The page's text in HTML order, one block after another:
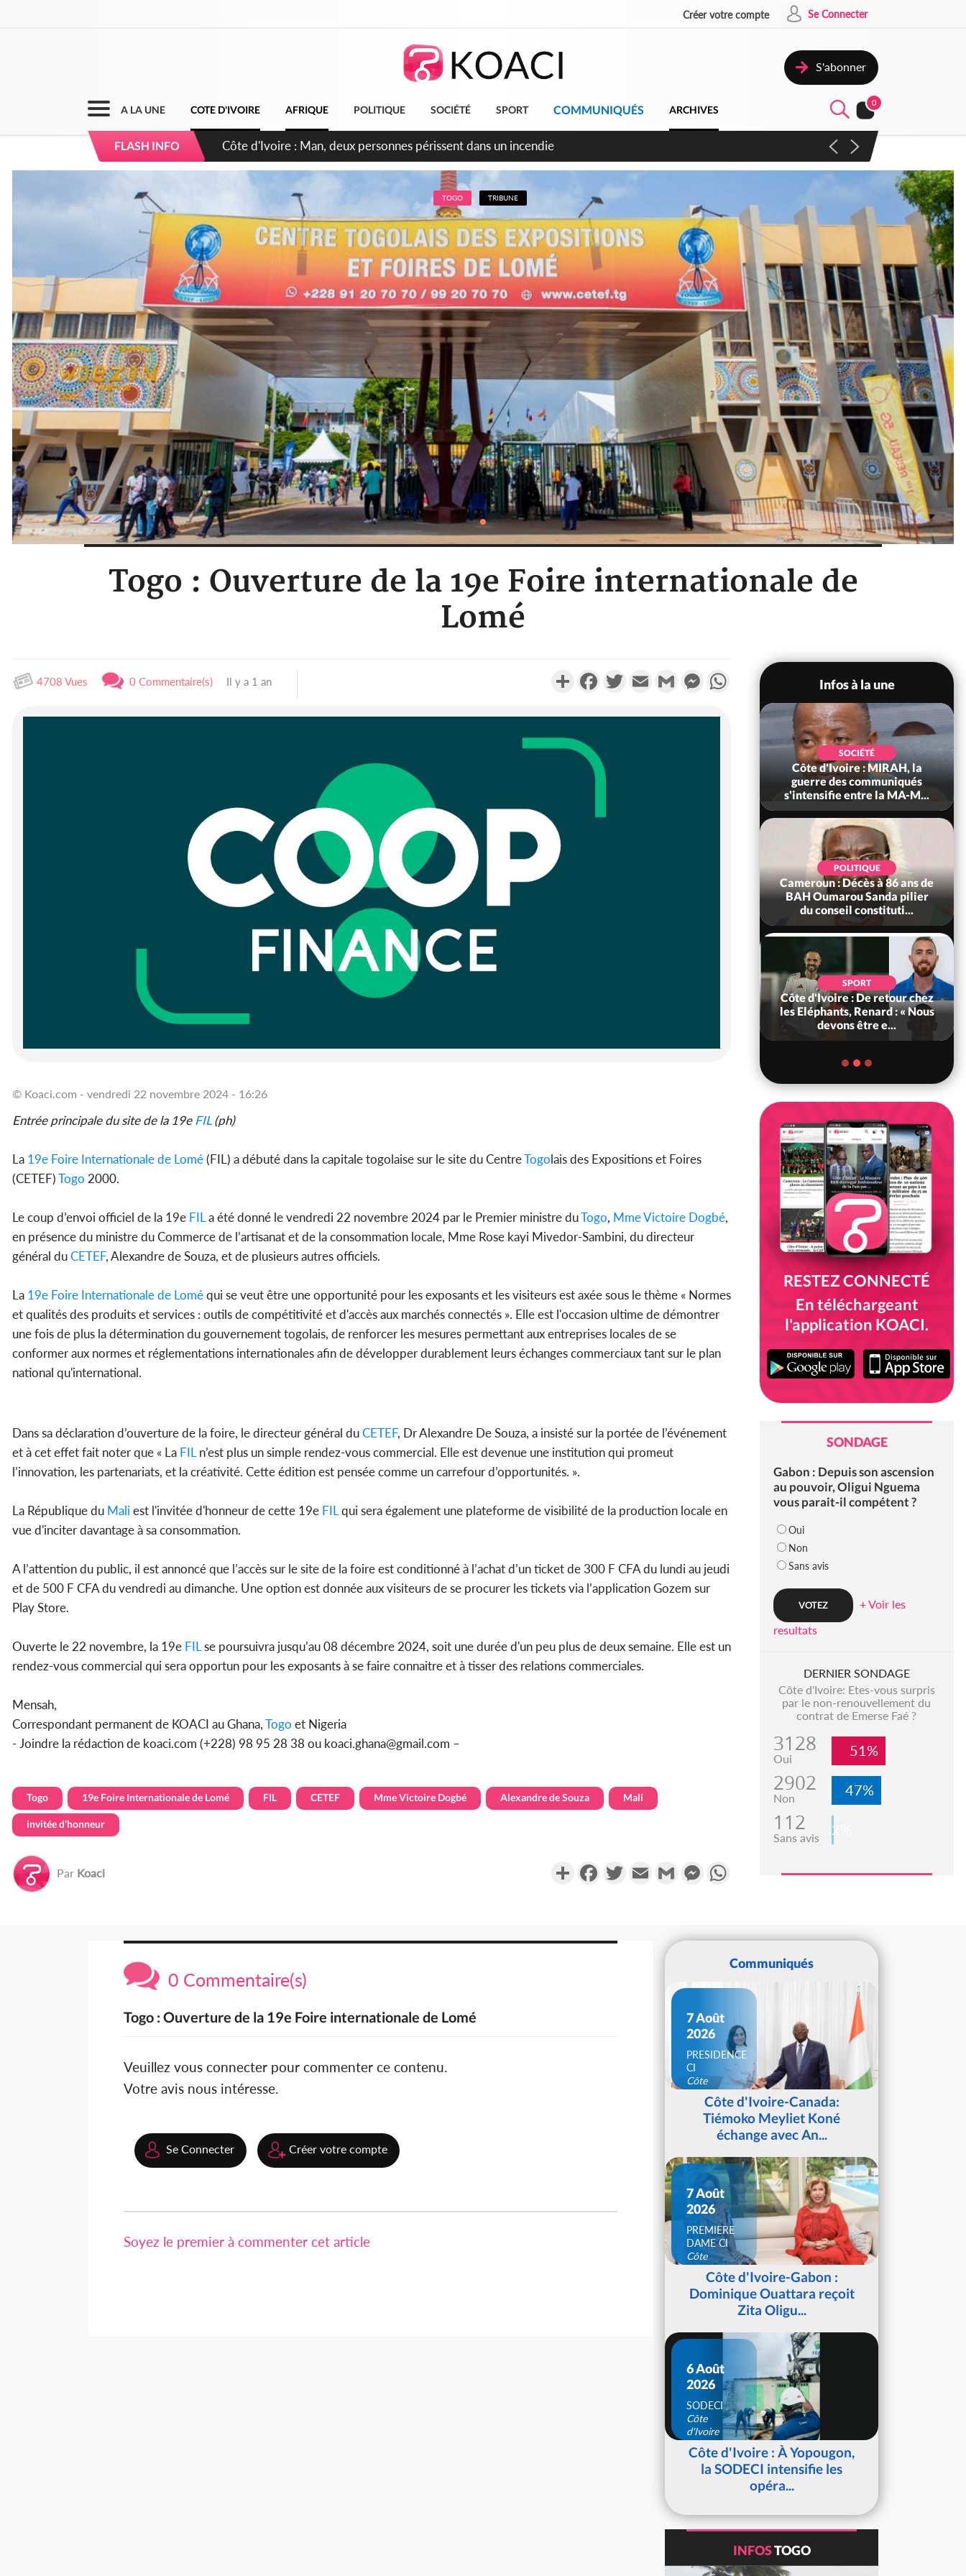
Créer votre compte Se Connecter
S'abonner
A LA UNE COTE D'IVOIRE AFRIQUE POLITIQUE SOCIÉTÉ SPORT COMMUNIQUÉS ARCHIVES
0
FLASH INFO
Côte d'Ivoire : Séileu, la célébration de la fête nationale transformée en vaste campagne contre les produits
dépigmentants dangereux
TOGO TRIBUNE
Togo : Ouverture de la 19e Foire internationale de
Lomé
4708 Vues 0 Commentaire(s) Il y a 1 an PartagerFacebookTwitterEmail Gmail MessengerWhatsApp
© Koaci.com - vendredi 22 novembre 2024 - 16:26
Entrée principale du site de la 19eFIL(ph)
La 19e Foire Internationale de Lomé(FIL) a débuté dans la capitale togolaise sur le site du CentreTogolais des Expositions et Foires
(CETEF)Togo 2000.
Le coup d’envoi officiel de la 19e FILa été donné le vendredi 22 novembre 2024 par le Premier ministre duTogo, Mme Victoire Dogbé,
en présence du ministre du Commerce de l’artisanat et de la consommation locale, Mme Rose kayi Mivedor-Sambini, du directeur
général duCETEF, Alexandre de Souza, et de plusieurs autres officiels.
La 19e Foire Internationale de Loméqui se veut être une opportunité pour les exposants et les visiteurs est axée sous le thème « Normes
et qualités des produits et services : outils de compétitivité et d'accès aux marchés connectés ». Elle est l'occasion ultime de démontrer
une fois de plus la détermination du gouvernement togolais, de renforcer les mesures permettant aux entreprises locales de se
conformer aux normes et réglementations internationales afin de développer durablement leurs échanges commerciaux tant sur le plan
national qu'international.
Dans sa déclaration d’ouverture de la foire, le directeur général duCETEF, Dr Alexandre De Souza, a insisté sur la portée de l’événement
et à cet effet fait noter que « La FILn’est plus un simple rendez-vous commercial. Elle est devenue une institution qui promeut
l’innovation, les partenariats, et la créativité. Cette édition est pensée comme un carrefour d’opportunités. ».
La République du Mali est l'invitée d'honneur de cette 19e FILqui sera également une plateforme de visibilité de la production locale en
vue d'inciter davantage à sa consommation.
A l’attention du public, il est annoncé que l’accès sur le site de la foire est conditionné à l’achat d’un ticket de 300 F CFA du lundi au jeudi
et de 500 F CFA du vendredi au dimanche. Une option est donnée aux visiteurs de se procurer les tickets via l’application Gozem sur
Play Store.
Ouverte le 22 novembre, la 19e FILse poursuivra jusqu’au 08 décembre 2024, soit une durée d'un peu plus de deux semaine. Elle est un
rendez-vous commercial qui sera opportun pour les exposants à se faire connaitre et à tisser des relations commerciales.
Mensah,
Correspondant permanent de KOACI au Ghana,Togo et Nigeria
- Joindre la rédaction de koaci.com (+228) 98 95 28 38 ou koaci.ghana@gmail.com –
Togo 19e Foire Internationale de Lomé FIL CETEF Mme Victoire Dogbé Alexandre de Souza Mali
invitée d'honneur
Par Koaci PartagerFacebookTwitterEmail Gmail Messenger
Infos à la une
Côte d'Ivoire : Man, deux
personnes périssent dans un
SOCIÉTÉ
Côte d'Ivoire : MIRAH, la
guerre des communiqués
s'intensifie entre la MA-M...
POLITIQUE
Cameroun : Décès à 86 ans de
BAH Oumarou Sanda pilier
du conseil constituti...
SPORT
Côte d'Ivoire : De retour chez
les Eléphants, Renard : « Nous
devons être e...
RESTEZ CONNECTÉ
En téléchargeant
l'application KOACI.
SONDAGE
Gabon : Depuis son ascension
au pouvoir, Oligui Nguema
vous parait-il compétent ?
Oui
Non
Sans avis
+ Voir les
resultats
DERNIER SONDAGE
Côte d'Ivoire: Etes-vous surpris
par le non-renouvellement du
contrat de Emerse Faé ?
3128
Oui 51%
2902
Non 47%
112
Sans avis 2%
0 Commentaire(s)
Togo : Ouverture de la 19e Foire internationale de Lomé
Veuillez vous connecter pour commenter ce contenu.
Votre avis nous intéresse.
Se Connecter Créer votre compte
Soyez le premier à commenter cet article
Communiqués
7 Août
2026
PRESIDENCE
CI
Côte
d'IvoireCôte d'Ivoire-Canada:
Tiémoko Meyliet Koné
échange avec An...
7 Août
2026
PREMIERE
DAME CI
Côte
d'IvoireCôte d'Ivoire-Gabon :
Dominique Ouattara reçoit
Zita Oligu...
6 Août
2026
SODECI
Côte
d'Ivoire
Côte d'Ivoire : À Yopougon,
la SODECI intensifie les
opéra...
INFOSTOGO